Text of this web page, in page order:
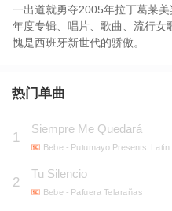
一出道就勇夺2005年拉丁葛莱
年度专辑、唱片、歌曲、流行女
愧是西班牙新世代的骄傲。
热门单曲
1
Siempre Me Quedará
Bebe - Putumayo Presents:
2
Tu Silencio
Bebe - Pafuera Telarañas